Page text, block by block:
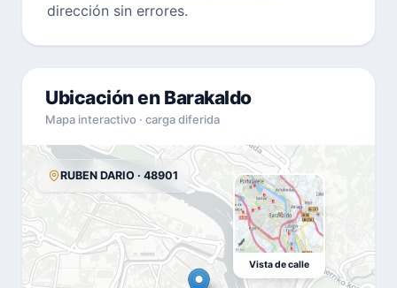
dirección sin errores.
Ubicación en Barakaldo
Mapa interactivo · carga diferida
RUBEN DARIO · 48901
Vista de calle